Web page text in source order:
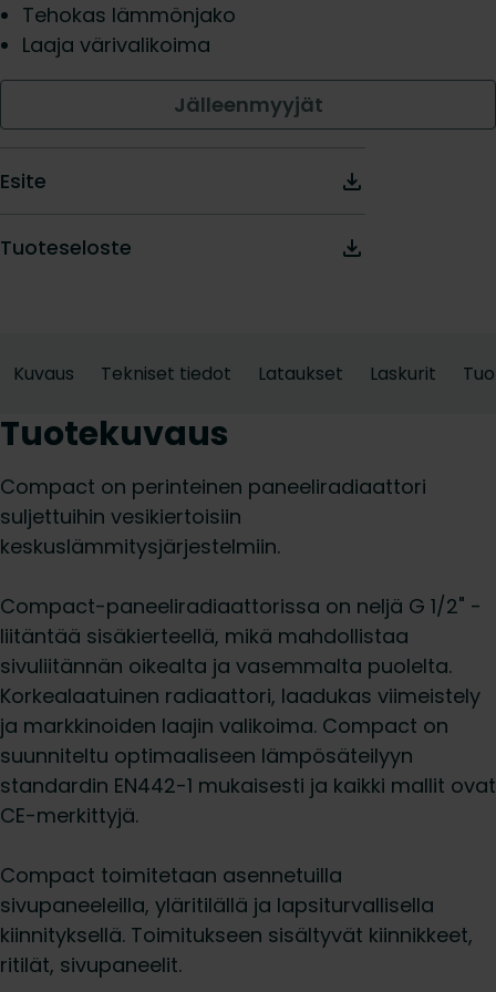
Tehokas lämmönjako
Laaja värivalikoima
Jälleenmyyjät
Esite
Tuoteseloste
Kuvaus Tekniset tiedot Lataukset Laskurit
Tuotekuvaus
Compact on perinteinen paneeliradiaattori
suljettuihin vesikiertoisiin
keskuslämmitysjärjestelmiin.
Compact-paneeliradiaattorissa on neljä G 1/2" -
liitäntää sisäkierteellä, mikä mahdollistaa
sivuliitännän oikealta ja vasemmalta puolelta.
Korkealaatuinen radiaattori, laadukas viimeistely
ja markkinoiden laajin valikoima. Compact on
suunniteltu optimaaliseen lämpösäteilyyn
standardin EN442-1 mukaisesti ja kaikki mallit ovat
CE-merkittyjä.
Compact toimitetaan asennetuilla
sivupaneeleilla, yläritilällä ja lapsiturvallisella
kiinnityksellä. Toimitukseen sisältyvät kiinnikkeet,
ritilät, sivupaneelit.